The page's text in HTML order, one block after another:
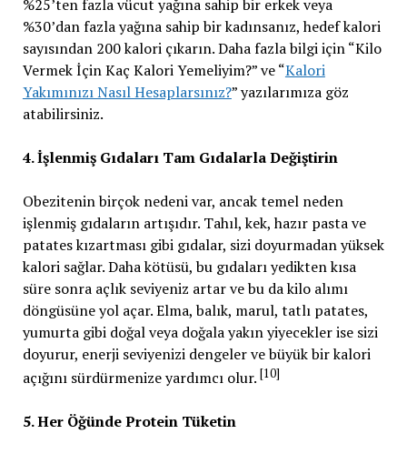
%25’ten fazla vücut yağına sahip bir erkek veya
%30’dan fazla yağına sahip bir kadınsanız, hedef kalori
sayısından 200 kalori çıkarın. Daha fazla bilgi için “Kilo
Vermek İçin Kaç Kalori Yemeliyim?” ve “Kalori
Yakımınızı Nasıl Hesaplarsınız?” yazılarımıza göz
atabilirsiniz.
4. İşlenmiş Gıdaları Tam Gıdalarla Değiştirin
Obezitenin birçok nedeni var, ancak temel neden
işlenmiş gıdaların artışıdır. Tahıl, kek, hazır pasta ve
patates kızartması gibi gıdalar, sizi doyurmadan yüksek
kalori sağlar. Daha kötüsü, bu gıdaları yedikten kısa
süre sonra açlık seviyeniz artar ve bu da kilo alımı
döngüsüne yol açar. Elma, balık, marul, tatlı patates,
yumurta gibi doğal veya doğala yakın yiyecekler ise sizi
doyurur, enerji seviyenizi dengeler ve büyük bir kalori
açığını sürdürmenize yardımcı olur. [10]
5. Her Öğünde Protein Tüketin